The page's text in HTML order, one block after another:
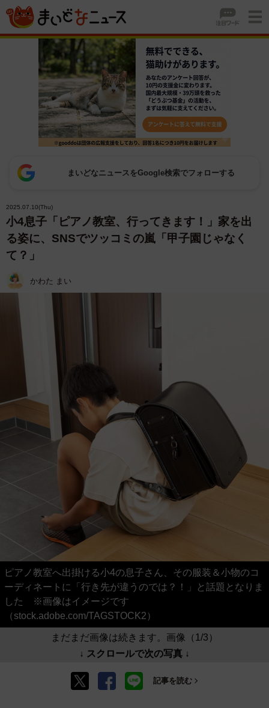
まいどなニュースをGoogle検索でフォローする
2025.07.10(Thu)
小4息子「ピアノ教室、行ってきます！」家を出
る姿に、SNSでツッコミの嵐「甲子園じゃなく
て？」
かわた まい
ピアノ教室へ出掛ける小4の息子さん、その服装＆小物のコ
ーディネートに「行き先が違うのでは？！」と話題となりま
した ※画像はイメージです
（stock.adobe.com/TAGSTOCK2）
まだまだ画像は続きます。画像（1/3）
↓ スクロールで次の写真 ↓
記事を読む